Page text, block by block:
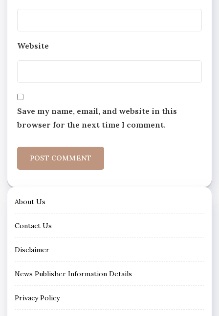
Website
Save my name, email, and website in this
browser for the next time I comment.
About Us
Contact Us
Disclaimer
News Publisher Information Details
Privacy Policy